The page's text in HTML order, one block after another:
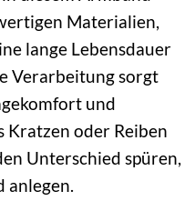
Materialien,
lange Lebensdauer
Verarbeitung sorgt
und
Kratzen oder Reiben
Unterschied spüren,
anlegen.